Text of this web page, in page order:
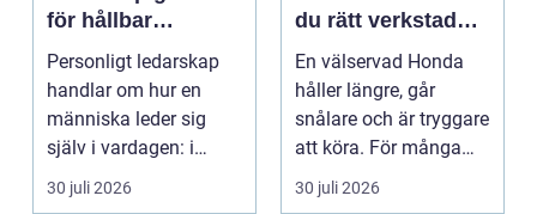
för hållbar
utveckling och
verklig förändring
Personligt ledarskap
handlar om hur en
människa leder sig
själv i vardagen: i
beslut, relationer, ko...
30 juli 2026
du rätt verkstad
för din bil
En välservad Honda
håller längre, går
snålare och är tryggare
att köra. För många
bilägare i Värmlan...
30 juli 2026